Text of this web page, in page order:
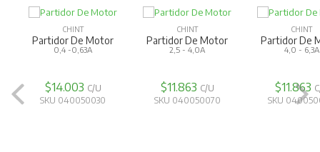
por ejemplo, RH podría ser 90% a 20.
Grado de lanzamiento: 10A (NS2-25) ,10 (NS2-80B)
Nominal del sistema operativo: Sistema operacional
Condiciones de montaje: El producto deberá ser
CHINT
Partidor De Motor
4,0 - 6,3A
$11.863 C/U
SKU 040050080
CHINT
Caja Partidor
IP55
$7.028 C/U
SKU 040050210
CHINT
Partidor De
0,63 -1,0A
$15.275
SKU